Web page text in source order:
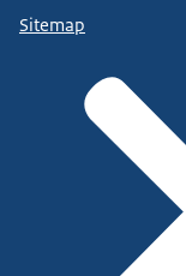
Sitemap